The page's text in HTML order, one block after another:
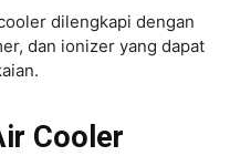
dilengkapi dengan
dan ionizer yang dapat
Cooler